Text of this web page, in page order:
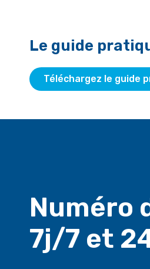
Le guide
Téléchargez le guide
Numéro
7j/7 et